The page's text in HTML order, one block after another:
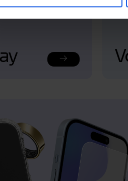
telefoon